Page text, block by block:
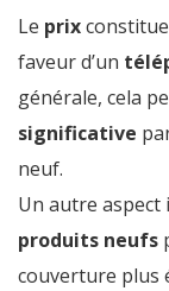
Le prix
faveur d’un
générale, cela
significative
neuf.
Un autre
produits neufs
couverture plus